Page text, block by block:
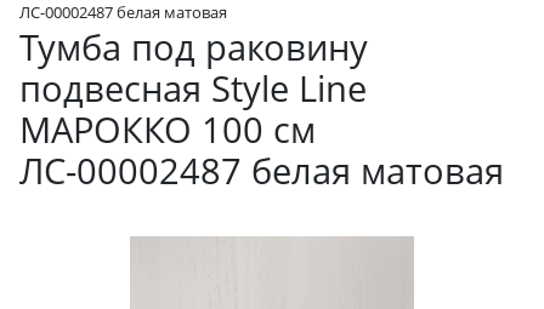
ЛС-00002487 белая матовая
Тумба под раковину
подвесная Style Line
МАРОККО 100 см
ЛС-00002487 белая матовая